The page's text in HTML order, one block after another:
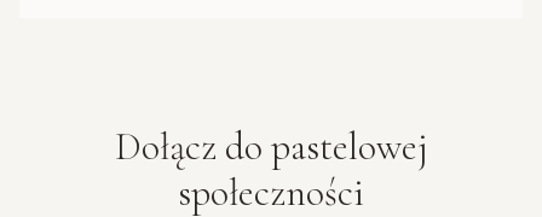
Dołącz do pastelowej
społeczności